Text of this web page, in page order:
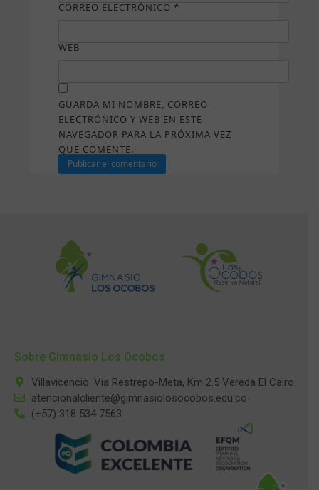
CORREO ELECTRÓNICO *
WEB
GUARDA MI NOMBRE, CORREO
ELECTRÓNICO Y WEB EN ESTE
NAVEGADOR PARA LA PRÓXIMA VEZ
QUE COMENTE.
Sobre Gimnasio Los Ocobos
Villavicencio. Vía Restrepo-Meta, Km 2.5 Vereda El Cairo
atencionalcliente@gimnasiolosocobos.edu.co
(+57) 318 534 7563